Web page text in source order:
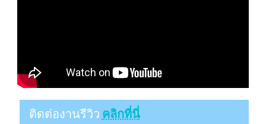
ติดต่องานรีวิว คลิกที่นี่